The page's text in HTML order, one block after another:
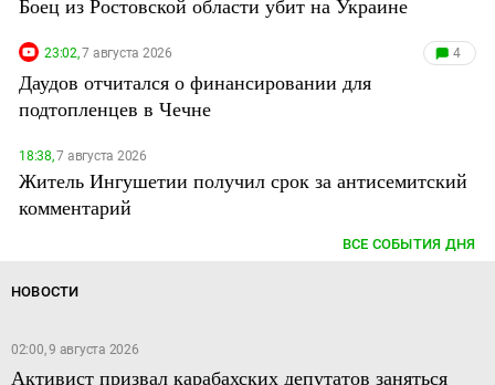
Боец из Ростовской области убит на Украине
23:02,7 августа 2026 4
Даудов отчитался о финансировании для
подтопленцев в Чечне
18:38,7 августа 2026
Житель Ингушетии получил срок за антисемитский
комментарий
ВСЕ СОБЫТИЯ ДНЯ
НОВОСТИ
02:00, 9 августа 2026
Активист призвал карабахских депутатов заняться